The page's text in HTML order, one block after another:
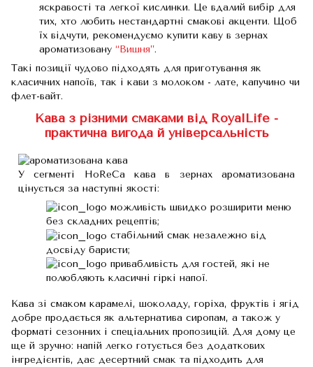
яскравості та легкої кислинки. Це вдалий вибір для
тих, хто любить нестандартні смакові акценти. Щоб
їх відчути, рекомендуємо купити каву в зернах
ароматизовану “Вишня”.
Такі позиції чудово підходять для приготування як
класичних напоїв, так і кави з молоком - лате, капучино чи
флет-вайт.
Кава з різними смаками від RoyalLife -
практична вигода й універсальність
У сегменті HoReCa кава в зернах ароматизована
цінується за наступні якості:
можливість швидко розширити меню
без складних рецептів;
стабільний смак незалежно від
досвіду баристи;
привабливість для гостей, які не
полюбляють класичні гіркі напої.
Кава зі смаком карамелі, шоколаду, горіха, фруктів і ягід
добре продається як альтернатива сиропам, а також у
форматі сезонних і спеціальних пропозицій. Для дому це
ще й зручно: напій легко готується без додаткових
інгредієнтів, дає десертний смак та підходить для